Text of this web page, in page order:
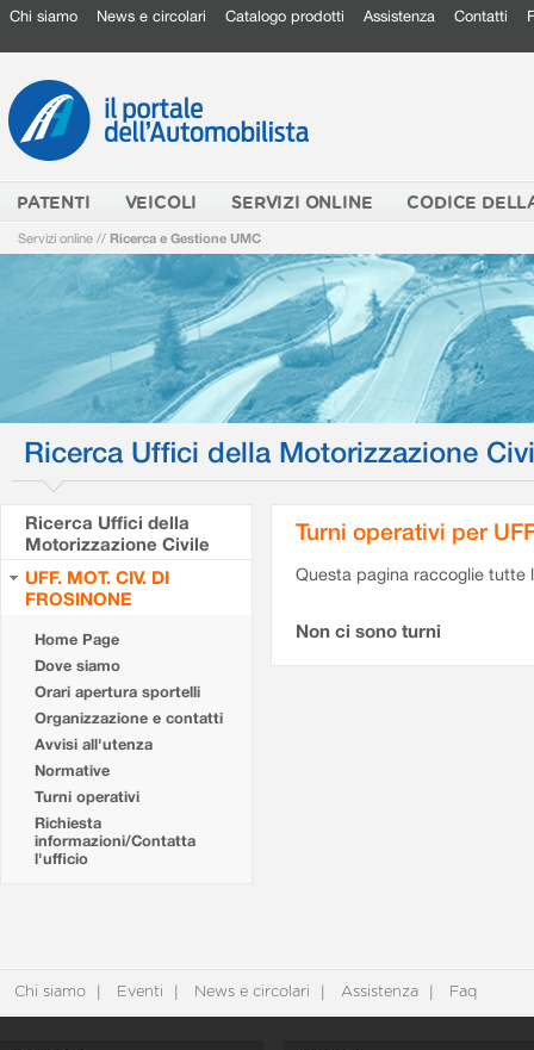
Chi siamo News e circolari Catalogo prodotti Assistenza Contatti
PATENTI VEICOLI SERVIZI ONLINE CODICE
Servizi online // Ricerca e Gestione UMC
Ricerca Uffici della Motorizzazione
Ricerca Uffici della
Motorizzazione Civile
UFF. MOT. CIV. DI
FROSINONE
Home Page
Dove siamo
Orari apertura sportelli
Organizzazione e contatti
Avvisi all'utenza
Normative
Turni operativi
Richiesta
informazioni/Contatta
l'ufficio
Turni operativi per
Questa pagina raccoglie tutte
Non ci sono turni
Chi siamo Eventi News e circolari Assistenza Faq